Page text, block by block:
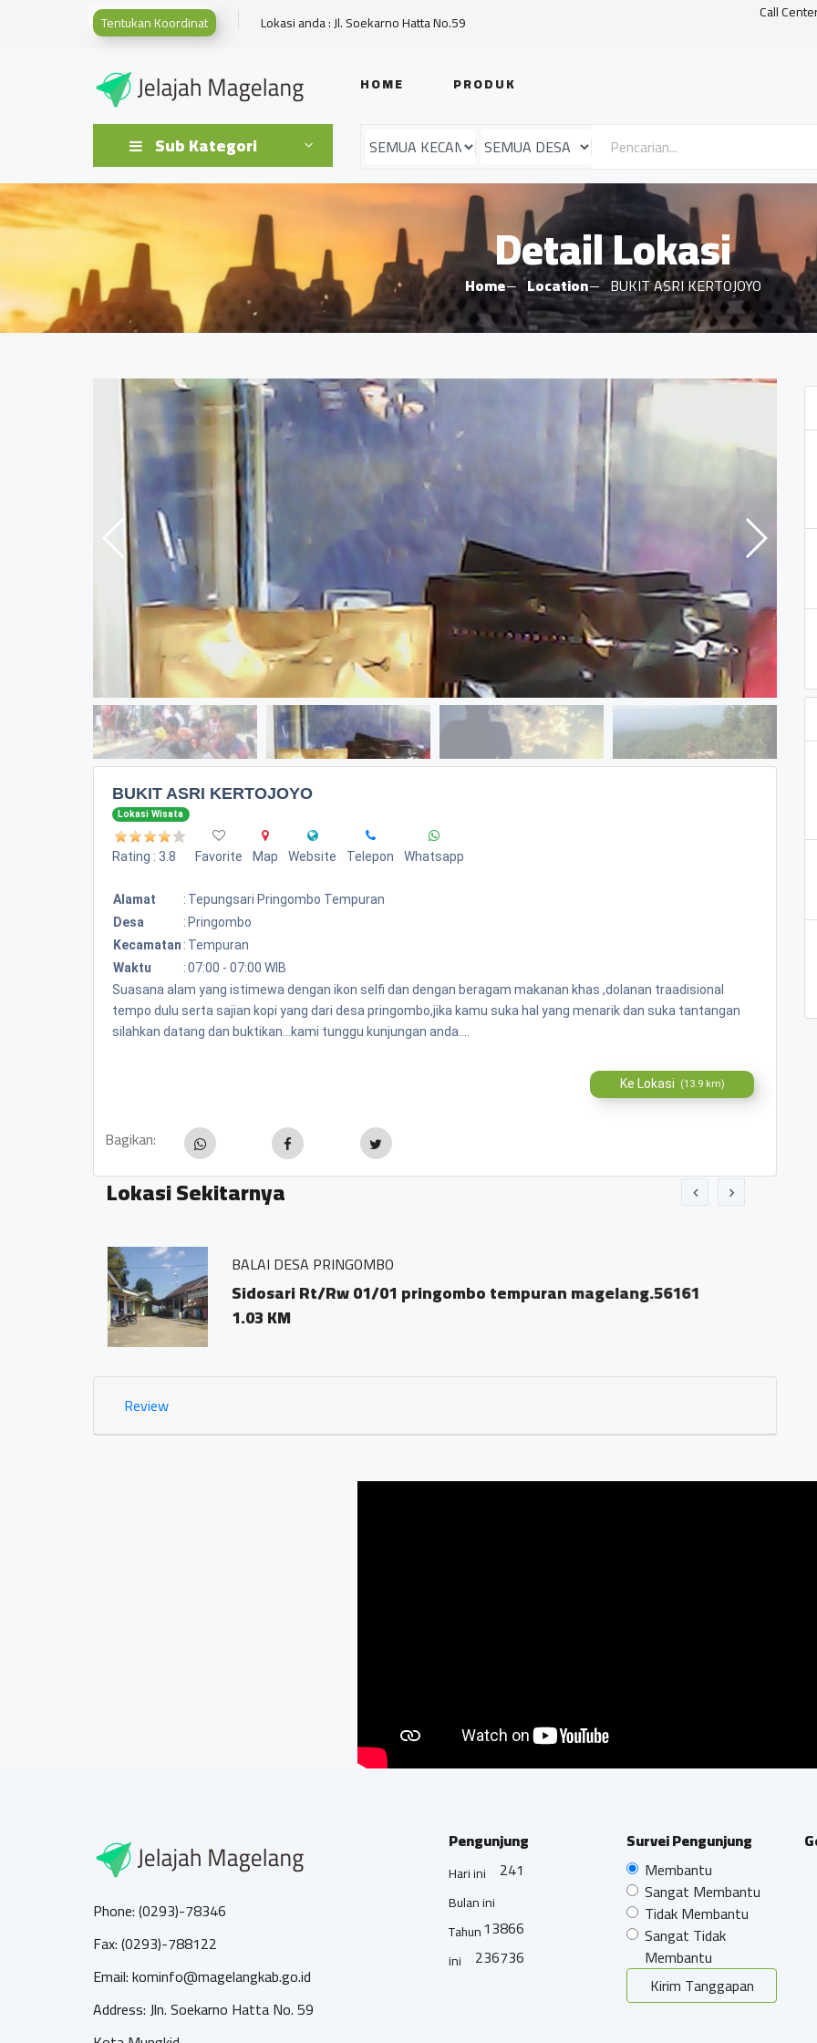
Tentukan Koordinat Lokasi anda : Jl. Soekarno Hatta No.59 Call
HOME PRODUK
Sub Kategori
Detail Lokasi
Home Location BUKIT ASRI KERTOJOYO
BUKIT ASRI KERTOJOYO
Lokasi Wisata
Rating : 3.8 Favorite Map Website Telepon Whatsapp
Alamat : Tepungsari Pringombo Tempuran
Desa
: Pringombo
Kecamatan : Tempuran
Waktu
:07:00 - 07:00 WIB
Suasana alam yang istimewa dengan ikon selfi dan dengan beragam makanan khas ,dolanan traadisional
tempo dulu serta sajian kopi yang dari desa pringombo,jika kamu suka hal yang menarik dan suka tantangan
silahkan datang dan buktikan...kami tunggu kunjungan anda....
Ke Lokasi (13.9 km)
Bagikan:
Lokasi Sekitarnya
BALAI DESA PRINGOMBO
Sidosari Rt/Rw 01/01 pringombo tempuran magelang.56161
1.03 KM
Review
Phone: (0293)-78346
Fax: (0293)-788122
Email: kominfo@magelangkab.go.id
Address: Jln. Soekarno Hatta No. 59
Pengunjung
Hari ini 241
Bulan ini
13866
Tahun
ini
236736
Survei Pengunjung
Membantu
Sangat Membantu
Tidak Membantu
Sangat Tidak
Membantu
Kirim Tanggapan